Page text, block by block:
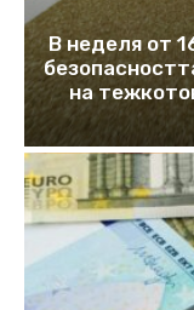
В неделя от
на